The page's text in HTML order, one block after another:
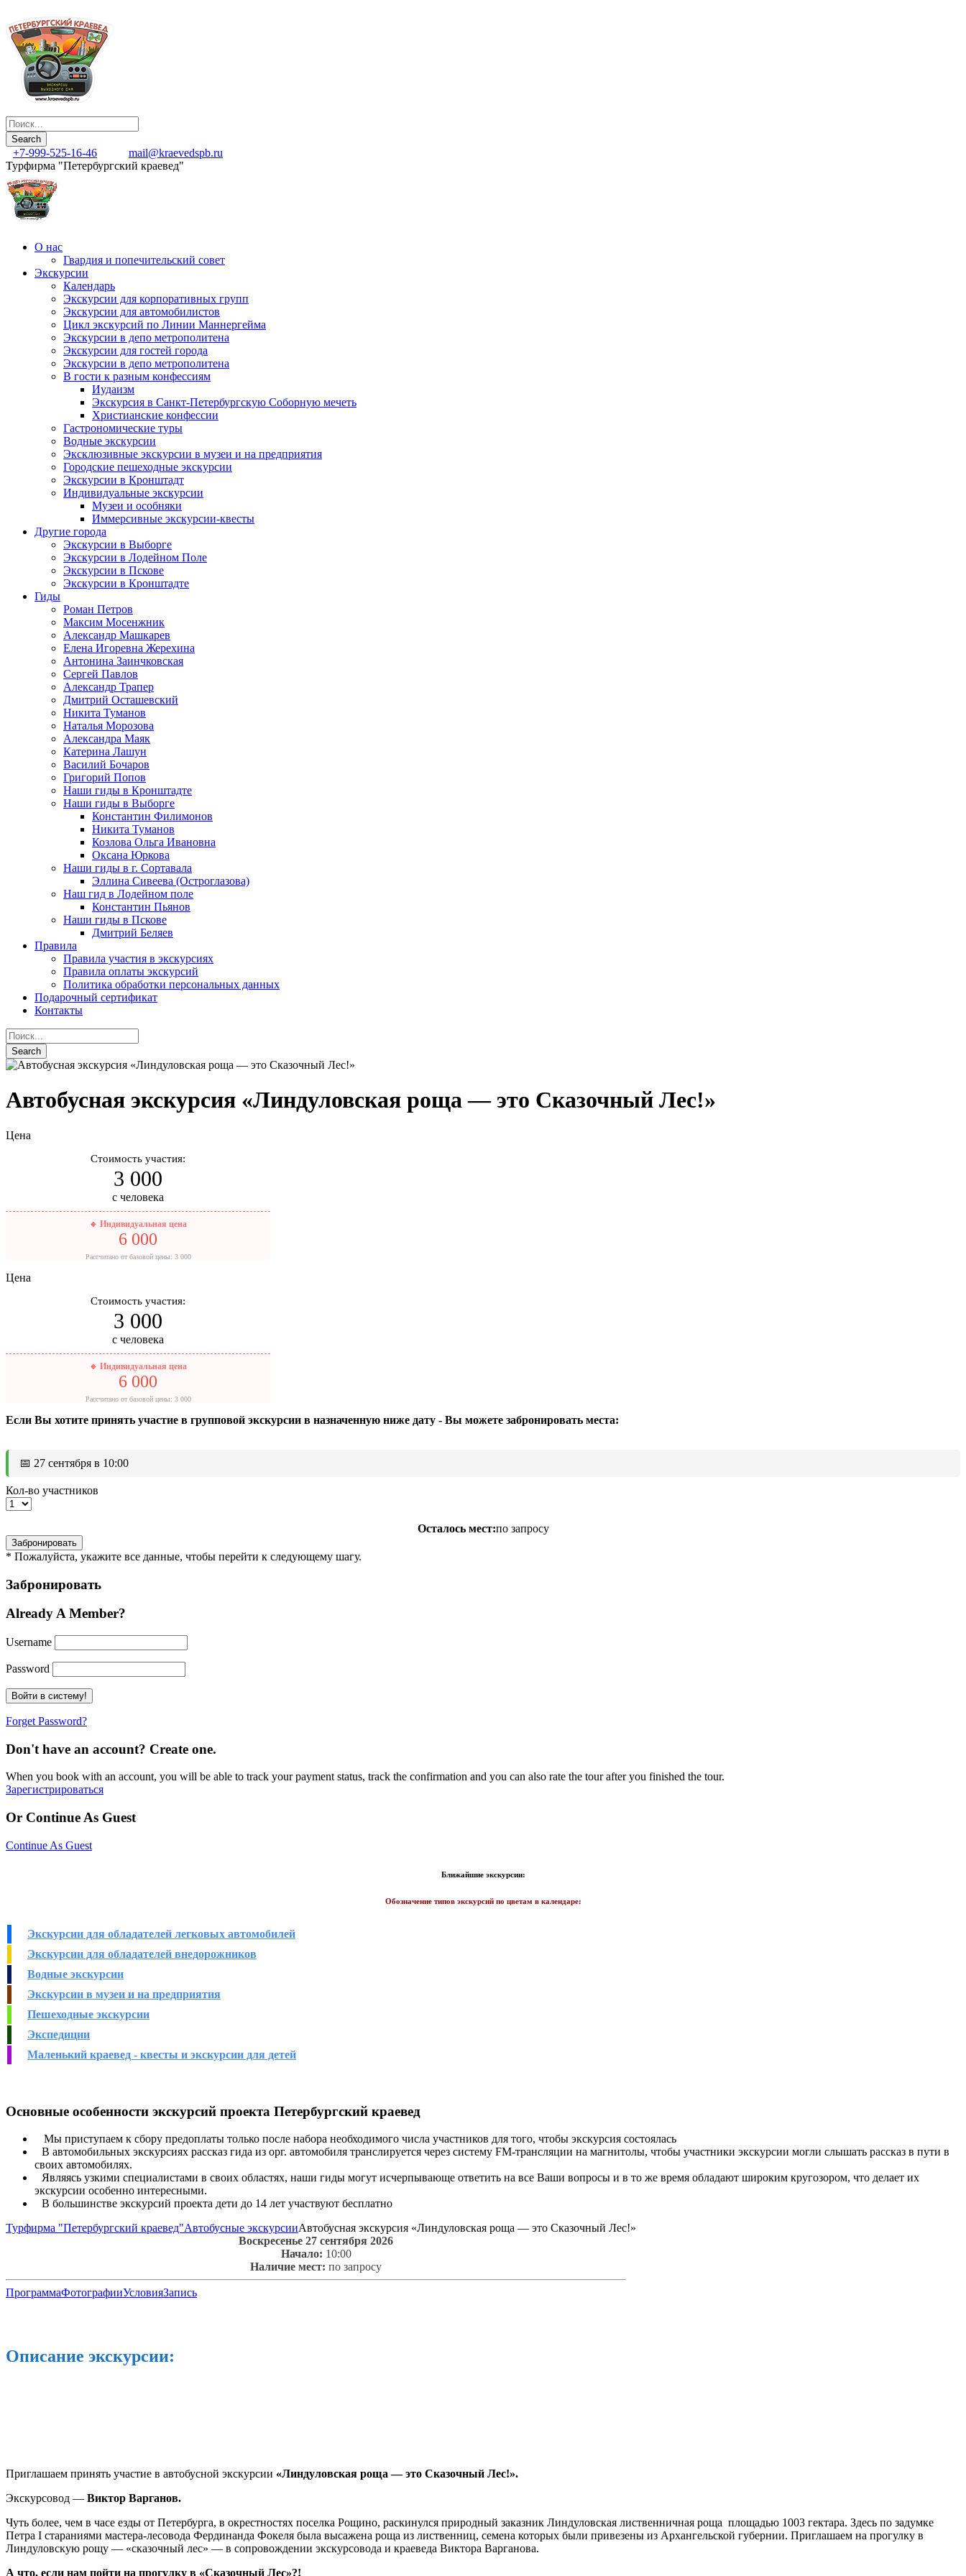
+7-999-525-16-46
mail@kraevedspb.ru
Турфирма "Петербургский краевед"
О нас
Гвардия и попечительский совет
Экскурсии
Календарь
Экскурсии для корпоративных групп
Экскурсии для автомобилистов
Цикл экскурсий по Линии Маннергейма
Экскурсии в депо метрополитена
Экскурсии для гостей города
Экскурсии в депо метрополитена
В гости к разным конфессиям
Иудаизм
Экскурсия в Санкт-Петербургскую Соборную мечеть
Христианские конфессии
Гастрономические туры
Водные экскурсии
Эксклюзивные экскурсии в музеи и на предприятия
Городские пешеходные экскурсии
Экскурсии в Кронштадт
Индивидуальные экскурсии
Музеи и особняки
Иммерсивные экскурсии-квесты
Другие города
Экскурсии в Выборге
Экскурсии в Лодейном Поле
Экскурсии в Пскове
Экскурсии в Кронштадте
Гиды
Роман Петров
Максим Мосенжник
Александр Машкарев
Елена Игоревна Жерехина
Антонина Заинчковская
Сергей Павлов
Александр Трапер
Дмитрий Осташевский
Никита Туманов
Наталья Морозова
Александра Маяк
Катерина Лашун
Василий Бочаров
Григорий Попов
Наши гиды в Кронштадте
Наши гиды в Выборге
Константин Филимонов
Никита Туманов
Козлова Ольга Ивановна
Оксана Юркова
Наши гиды в г. Сортавала
Эллина Сивеева (Остроглазова)
Наш гид в Лодейном поле
Константин Пьянов
Наши гиды в Пскове
Дмитрий Беляев
Правила
Правила участия в экскурсиях
Правила оплаты экскурсий
Политика обработки персональных данных
Подарочный сертификат
Контакты
Автобусная экскурсия «Линдуловская роща — это Сказочный Лес!»
Цена
Стоимость участия:
3 000
с человека
🔹 Индивидуальная цена
6 000
Рассчитано от базовой цены: 3 000
Цена
Стоимость участия:
3 000
с человека
🔹 Индивидуальная цена
6 000
Рассчитано от базовой цены: 3 000
Если Вы хотите принять участие в групповой экскурсии в назначенную ниже дату - Вы можете забронировать места:
📅 27 сентября в 10:00
Кол-во участников
Осталось мест:по запросу
* Пожалуйста, укажите все данные, чтобы перейти к следующему шагу.
Забронировать
Already A Member?
Username
Password
Forget Password?
Don't have an account? Create one.
When you book with an account, you will be able to track your payment status, track the confirmation and you can also rate the tour after you finished the tour.
Зарегистрироваться
Or Continue As Guest
Continue As Guest
Ближайшие экскурсии:
Обозначение типов экскурсий по цветам в календаре:
Экскурсии для обладателей легковых автомобилей
Экскурсии для обладателей внедорожников
Водные экскурсии
Экскурсии в музеи и на предприятия
Пешеходные экскурсии
Экспедиции
Маленький краевед - квесты и экскурсии для детей
Основные особенности экскурсий проекта Петербургский краевед
Мы приступаем к сбору предоплаты только после набора необходимого числа участников для того, чтобы экскурсия состоялась
В автомобильных экскурсиях рассказ гида из орг. автомобиля транслируется через систему FM-трансляции на магнитолы, чтобы участники экскурсии могли слышать рассказ в пути в
своих автомобилях.
Являясь узкими специалистами в своих областях, наши гиды могут исчерпывающе ответить на все Ваши вопросы и в то же время обладают широким кругозором, что делает их
экскурсии особенно интересными.
В большинстве экскурсий проекта дети до 14 лет участвуют бесплатно
Турфирма "Петербургский краевед"Автобусные экскурсииАвтобусная экскурсия «Линдуловская роща — это Сказочный Лес!»
Воскресенье 27 сентября 2026
Начало: 10:00
Наличие мест: по запросу
ПрограммаФотографииУсловияЗапись
Описание экскурсии:
Приглашаем принять участие в автобусной экскурсии «Линдуловская роща — это Сказочный Лес!».
Экскурсовод — Виктор Варганов.
Чуть более, чем в часе езды от Петербурга, в окрестностях поселка Рощино, раскинулся природный заказник Линдуловская лиственничная роща площадью 1003 гектара. Здесь по задумке
Петра I стараниями мастера-лесовода Фердинанда Фокеля была высажена роща из лиственниц, семена которых были привезены из Архангельской губернии. Приглашаем на прогулку в
Линдуловскую рощу — «сказочный лес» — в сопровождении экскурсовода и краеведа Виктора Варганова.
А что, если нам пойти на прогулку в «Сказочный Лес»?!